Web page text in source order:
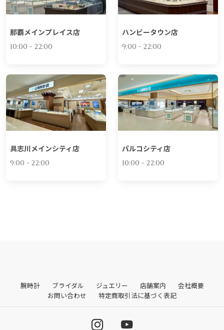
那覇メインプレイス店
10:00 - 22:00
ハンビータウン店
9:00 - 22:00
具志川メインシティ店
9:00 - 22:00
パルコシティ店
10:00 - 22:00
腕時計 ブライダル ジュエリー 店舗案内
会社概要
お問い合わせ
特定商取引法に基づく表記